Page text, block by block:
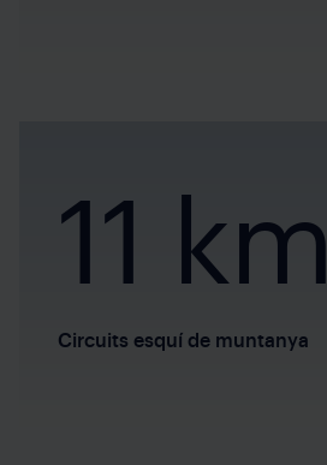
11 km
Circuits esquí de muntanya